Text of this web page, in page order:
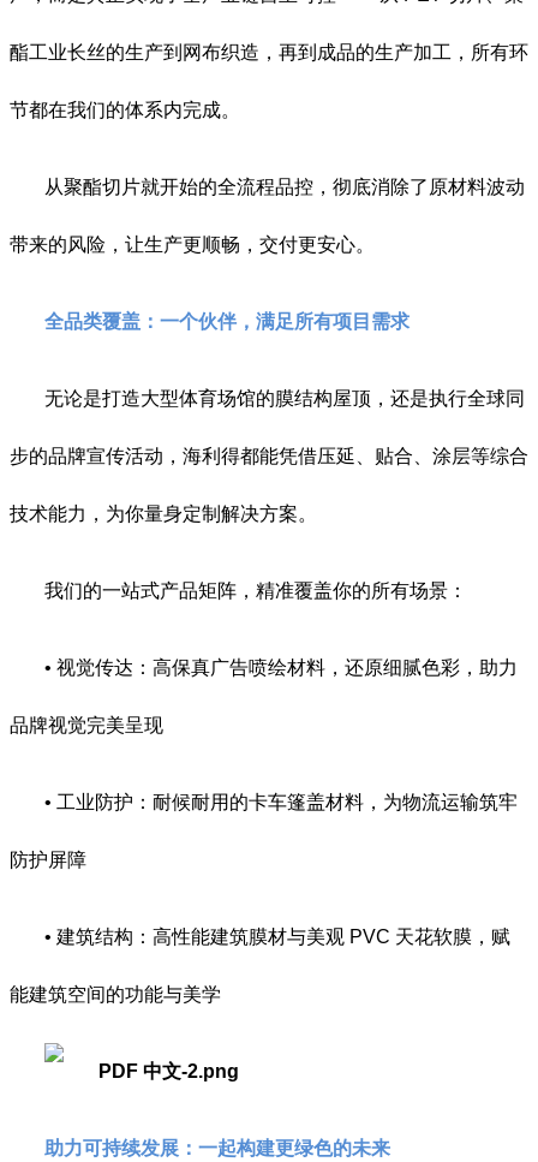
酯工业长丝的生产到网布织造，再到成品的生产加工，所有环
节都在我们的体系内完成。
从聚酯切片就开始的全流程品控，彻底消除了原材料波动
带来的风险，让生产更顺畅，交付更安心。
全品类覆盖：一个伙伴，满足所有项目需求
无论是打造大型体育场馆的膜结构屋顶，还是执行全球同
步的品牌宣传活动，海利得都能凭借压延、贴合、涂层等综合
技术能力，为你量身定制解决方案。
我们的一站式产品矩阵，精准覆盖你的所有场景：
• 视觉传达：高保真广告喷绘材料，还原细腻色彩，助力
品牌视觉完美呈现
• 工业防护：耐候耐用的卡车篷盖材料，为物流运输筑牢
防护屏障
• 建筑结构：高性能建筑膜材与美观 PVC 天花软膜，赋
能建筑空间的功能与美学
助力可持续发展：一起构建更绿色的未来